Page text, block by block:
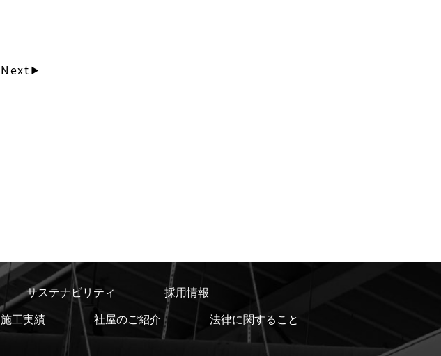
Next
サステナビリティ
採用情報
施工実績 社屋のご紹介
法律に関すること